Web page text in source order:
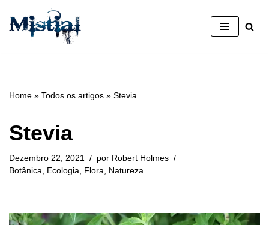
Avançar
Home » Todos os artigos » Stevia
Stevia
Dezembro 22, 2021 por Robert Holmes
Botânica, Ecologia, Flora, Natureza